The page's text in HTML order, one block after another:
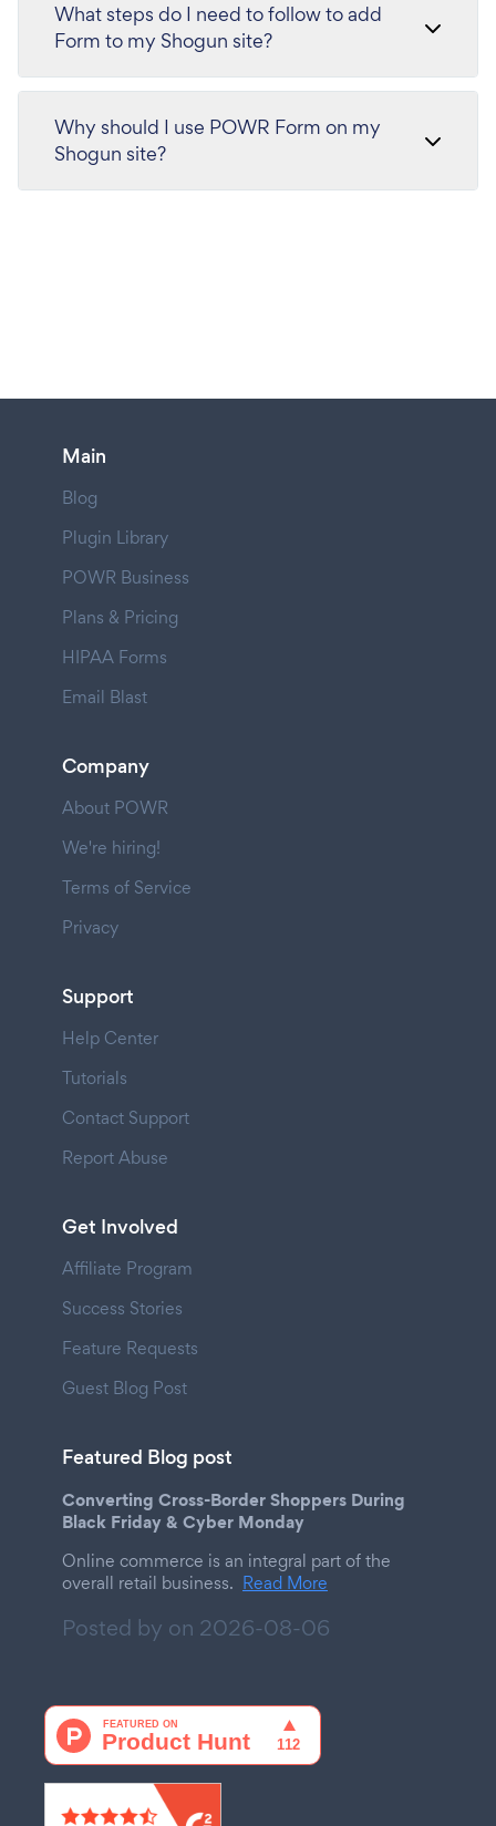
What steps do I need to follow to add
Form to my Shogun site?
Why should I use POWR Form on my
Shogun site?
Main
Blog
Plugin Library
POWR Business
Plans & Pricing
HIPAA Forms
Email Blast
Company
About POWR
We're hiring!
Terms of Service
Privacy
Support
Help Center
Tutorials
Contact Support
Report Abuse
Get Involved
Affiliate Program
Success Stories
Feature Requests
Guest Blog Post
Featured Blog post
Converting Cross-Border Shoppers During
Black Friday & Cyber Monday
Online commerce is an integral part of the
overall retail business. Read More
Posted by on 2026-08-06